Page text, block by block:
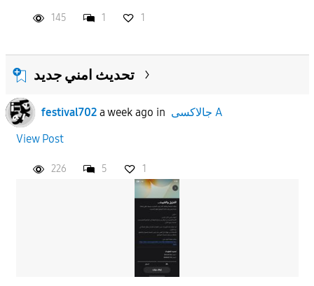
145 1 1
تحديث امني جديد
festival702 a week ago in
جالاكسى A
View Post
226 5 1